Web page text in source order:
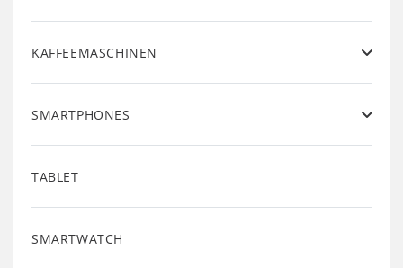
KAFFEEMASCHINEN
SMARTPHONES
TABLET
SMARTWATCH